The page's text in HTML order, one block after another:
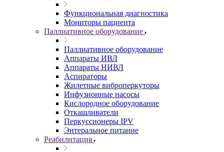
Функциональная диагностика
Мониторы пациента
Паллиативное оборудование
Паллиативное оборудование
Аппараты ИВЛ
Аппараты НИВЛ
Аспираторы
Жилетные виброперкуторы
Инфузионные насосы
Кислородное оборудование
Откашливатели
Перкуссионеры IPV
Энтеральное питание
Реабилитация